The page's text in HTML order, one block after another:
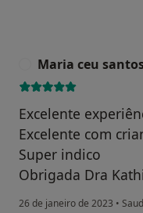
Maria ceu
Excelente
Excelente com
Super indico
Obrigada Dra
26 de janeiro de 2023 •